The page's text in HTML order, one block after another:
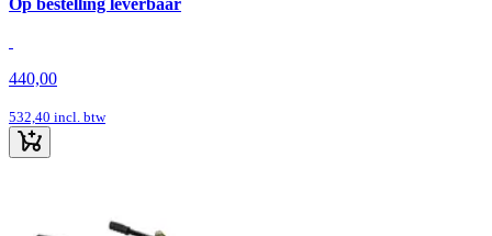
440,00
532,40 incl. btw